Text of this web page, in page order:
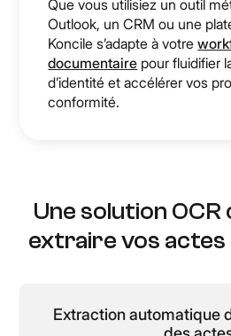
Que vous utilisiez un outil
Outlook, un CRM ou une
Koncile s’adapte à votre
documentaire pour fluidifier
d’identité et accélérer vos
conformité.
Une solution
extraire vos actes
Extraction automatique